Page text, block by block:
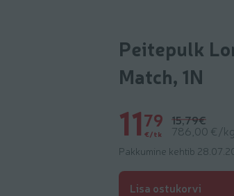
Peitepulk
Match, 1N
1179
€/tk
15,79€
786,00 €/kg
Pakkumine kehtib
Lisa ostukorvi